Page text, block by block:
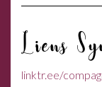
Liens
linktr.ee/